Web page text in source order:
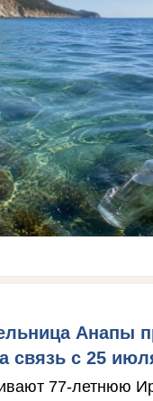
Анапы
связь с 25
77-летнюю